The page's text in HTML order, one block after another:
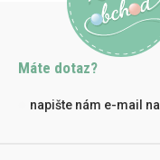
Máte dotaz?
napište nám e-mail na